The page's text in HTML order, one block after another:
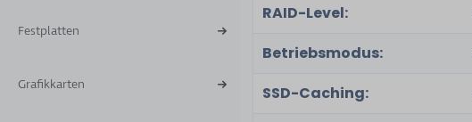
Festplatten
Grafikkarten
RAID-Level:
Betriebsmodus:
SSD-Caching: